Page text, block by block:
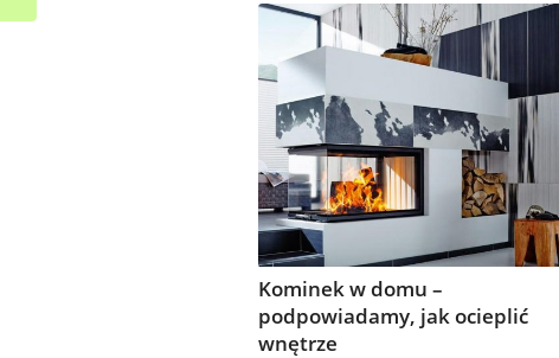
Kominek w domu –
podpowiadamy, jak ocieplić
wnętrze